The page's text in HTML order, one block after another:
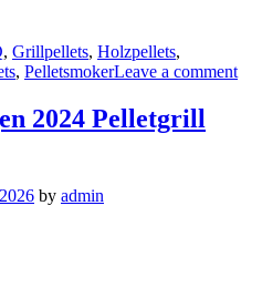
, Grillpellets, Holzpellets,
, PelletsmokerLeave a comment
2024 Pelletgrill
by admin